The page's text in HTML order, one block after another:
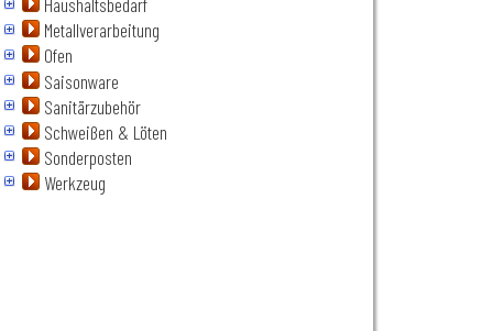
Metallverarbeitung
Ofen
Saisonware
Sanitärzubehör
Schweißen & Löten
Sonderposten
Werkzeug